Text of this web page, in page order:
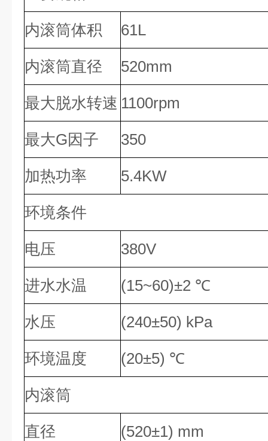
内滚筒体积 61L
内滚筒直径 520mm
最大脱水转速 1100rpm
最大G因子 350
加热功率 5.4KW
环境条件
电压 380V
进水水温 (15~60)±2 ℃
水压 (240±50) kPa
环境温度 (20±5) ℃
内滚筒
直径 (520±1) mm